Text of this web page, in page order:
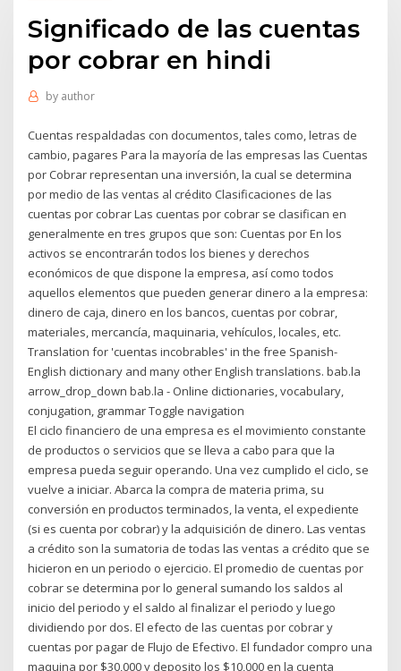
Significado de las cuentas
por cobrar en hindi
by author
Cuentas respaldadas con documentos, tales como, letras de
cambio, pagares Para la mayoría de las empresas las Cuentas
por Cobrar representan una inversión, la cual se determina
por medio de las ventas al crédito Clasificaciones de las
cuentas por cobrar Las cuentas por cobrar se clasifican en
generalmente en tres grupos que son: Cuentas por En los
activos se encontrarán todos los bienes y derechos
económicos de que dispone la empresa, así como todos
aquellos elementos que pueden generar dinero a la empresa:
dinero de caja, dinero en los bancos, cuentas por cobrar,
materiales, mercancía, maquinaria, vehículos, locales, etc.
Translation for 'cuentas incobrables' in the free Spanish-
English dictionary and many other English translations. bab.la
arrow_drop_down bab.la - Online dictionaries, vocabulary,
conjugation, grammar Toggle navigation
El ciclo financiero de una empresa es el movimiento constante
de productos o servicios que se lleva a cabo para que la
empresa pueda seguir operando. Una vez cumplido el ciclo, se
vuelve a iniciar. Abarca la compra de materia prima, su
conversión en productos terminados, la venta, el expediente
(si es cuenta por cobrar) y la adquisición de dinero. Las ventas
a crédito son la sumatoria de todas las ventas a crédito que se
hicieron en un periodo o ejercicio. El promedio de cuentas por
cobrar se determina por lo general sumando los saldos al
inicio del periodo y el saldo al finalizar el periodo y luego
dividiendo por dos. El efecto de las cuentas por cobrar y
cuentas por pagar de Flujo de Efectivo. El fundador compro una
maquina por $30,000 y deposito los $10,000 en la cuenta